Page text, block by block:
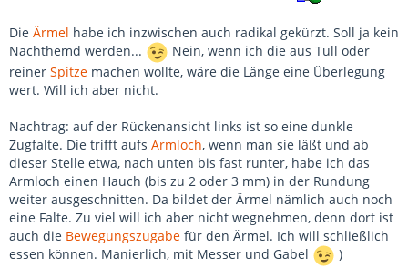
Die Ärmel habe ich inzwischen auch radikal gekürzt. Soll ja kein
Nachthemd werden...
Nein, wenn ich die aus Tüll oder
reiner Spitze machen wollte, wäre die Länge eine Überlegung
wert. Will ich aber nicht.
Nachtrag: auf der Rückenansicht links ist so eine dunkle
Zugfalte. Die trifft aufs Armloch, wenn man sie läßt und ab
dieser Stelle etwa, nach unten bis fast runter, habe ich das
Armloch einen Hauch (bis zu 2 oder 3 mm) in der Rundung
weiter ausgeschnitten. Da bildet der Ärmel nämlich auch noch
eine Falte. Zu viel will ich aber nicht wegnehmen, denn dort ist
auch die Bewegungszugabe für den Ärmel. Ich will schließlich
essen können. Manierlich, mit Messer und Gabel
)